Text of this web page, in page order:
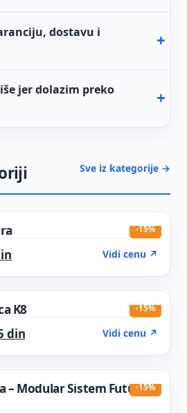
dostavu i
jer dolazim preko
Sve iz kategorije →
-15%
price was: 9.058 din.
Current price is: 7.699 din.
Vidi cenu ↗
-15%
K8
price was: 11.889 din.
dinCurrent price is: 10.105 din.
Vidi cenu ↗
-15%
– Modular Sistem Futura